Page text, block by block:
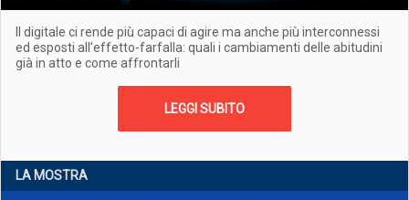
Il digitale ci rende più capaci di agire ma anche più interconnessi
ed esposti all’effetto-farfalla: quali i cambiamenti delle abitudini
già in atto e come affrontarli
LEGGI SUBITO
LA MOSTRA